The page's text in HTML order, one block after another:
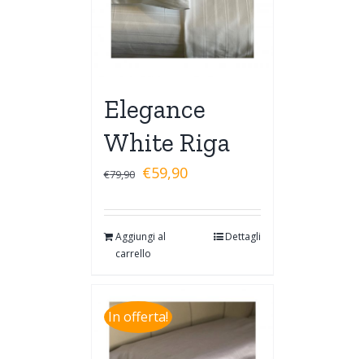
Elegance
White Riga
€79,90 €59,90
Aggiungi al
carrello
Dettagli
In offerta!